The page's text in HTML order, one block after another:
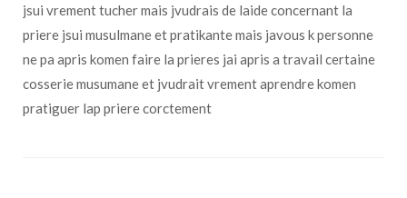
jsui vrement tucher mais jvudrais de laide concernant la
priere jsui musulmane et pratikante mais javous k personne
ne pa apris komen faire la prieres jai apris a travail certaine
cosserie musumane et jvudrait vrement aprendre komen
pratiguer lap priere corctement